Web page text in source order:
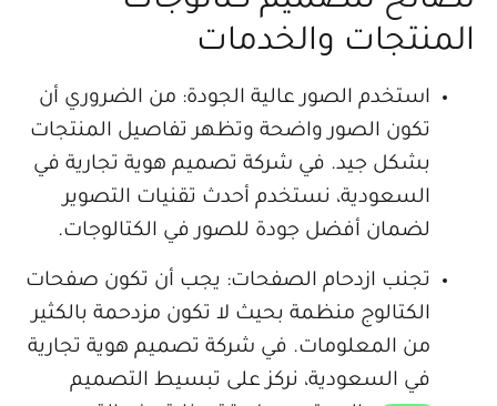
والخدمات
استخدم الصور عالية الجودة: من الضروري أن
تكون الصور واضحة وتظهر تفاصيل المنتجات
بشكل جيد. في شركة تصميم هوية تجارية في
السعودية، نستخدم أحدث تقنيات التصوير
لضمان أفضل جودة للصور في الكتالوجات.
تجنب ازدحام الصفحات: يجب أن تكون صفحات
الكتالوج منظمة بحيث لا تكون مزدحمة بالكثير
من المعلومات. في شركة تصميم هوية تجارية
في السعودية، نركز على تبسيط التصميم